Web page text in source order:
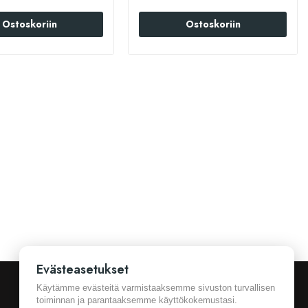
Ostoskoriin Ostoskoriin
Evästeasetukset
Käytämme evästeitä varmistaaksemme sivuston turvallisen
toiminnan ja parantaaksemme käyttökokemustasi.